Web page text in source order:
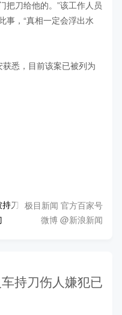
把刀给他的。”该工作人员
事，“真相一定会浮出水
悉，目前该案已被列为
刀杀害，内部工作人员：不
极目新闻 官方百家号
微博 @新浪新闻
持刀伤人嫌犯已